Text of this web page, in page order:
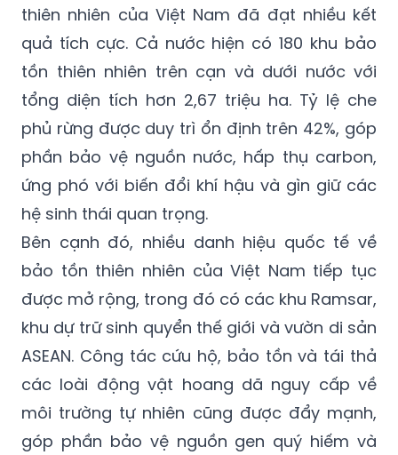
thiên nhiên của Việt Nam đã đạt nhiều kết
quả tích cực. Cả nước hiện có 180 khu bảo
tồn thiên nhiên trên cạn và dưới nước với
tổng diện tích hơn 2,67 triệu ha. Tỷ lệ che
phủ rừng được duy trì ổn định trên 42%, góp
phần bảo vệ nguồn nước, hấp thụ carbon,
ứng phó với biến đổi khí hậu và gìn giữ các
hệ sinh thái quan trọng.
Bên cạnh đó, nhiều danh hiệu quốc tế về
bảo tồn thiên nhiên của Việt Nam tiếp tục
được mở rộng, trong đó có các khu Ramsar,
khu dự trữ sinh quyển thế giới và vườn di sản
ASEAN. Công tác cứu hộ, bảo tồn và tái thả
các loài động vật hoang dã nguy cấp về
môi trường tự nhiên cũng được đẩy mạnh,
góp phần bảo vệ nguồn gen quý hiếm và